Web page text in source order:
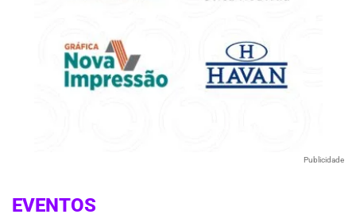
Publicidade
EVENTOS